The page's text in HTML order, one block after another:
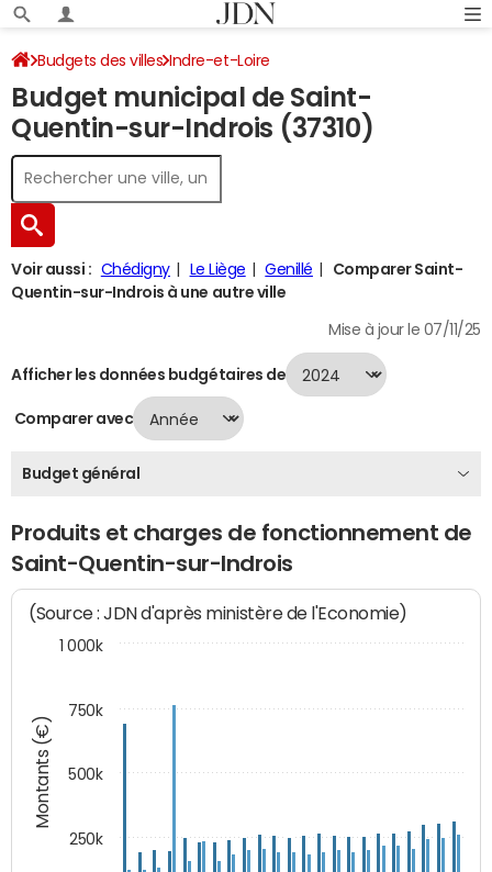
Budgets des villes Indre-et-Loire
Saint-Quentin-sur-Indrois Budget 2024
Budget municipal de Saint-
Quentin-sur-Indrois (37310)
Voir aussi : Chédigny Le Liège Genillé
Comparer Saint-
Quentin-sur-Indrois à une autre ville
Mise à jour le 07/11/25
Afficher les données budgétaires de
Comparer avec
Budget général
Produits et charges de fonctionnement de
Saint-Quentin-sur-Indrois
Montants (€)
(Source : JDN d'après ministère de l'Economie)
250k
500k
750k
1 000k